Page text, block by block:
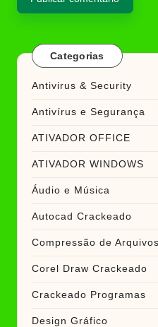
Categorias
Antivirus & Security
Antivírus e Segurança
ATIVADOR OFFICE
ATIVADOR WINDOWS
Áudio e Música
Autocad Crackeado
Compressão de Arquivos
Corel Draw Crackeado
Crackeado Programas
Design Gráfico